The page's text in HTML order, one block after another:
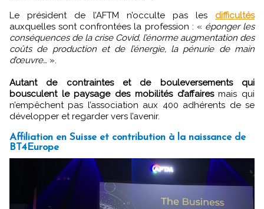
Le président de l’AFTM n’occulte pas les difficultés
auxquelles sont confrontées la profession : « éponger les
conséquences de la crise Covid, l’énorme augmentation des
coûts de production et de l’énergie, la pénurie de main
d’œuvre… ».
Autant de contraintes et de bouleversements qui
bousculent le paysage des mobilités d’affairesmais qui
n’empêchent pas l’association aux 400 adhérents de se
développer et regarder vers l’avenir.
Affiliation en Suisse et contribution à la naissance de
BT4Europe